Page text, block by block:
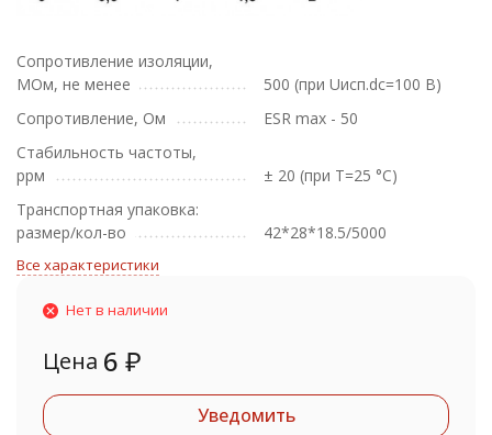
Сопротивление изоляции,
МОм, не менее
500 (при Uисп.dc=100 В)
Сопротивление, Ом
ESR max - 50
Стабильность частоты,
ррм
± 20 (при T=25 °С)
Транспортная упаковка:
размер/кол-во
42*28*18.5/5000
Все характеристики
Нет в наличии
Цена 6 ₽
Уведомить